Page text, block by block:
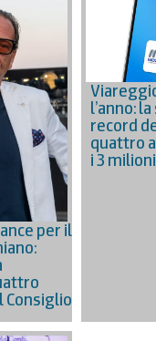
per il
Consiglio
l’anno:
record
quattro
i 3